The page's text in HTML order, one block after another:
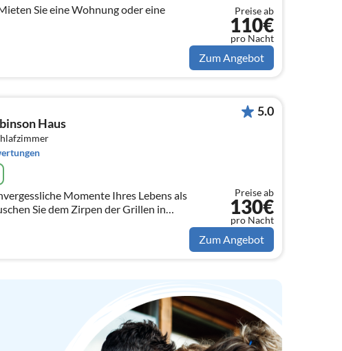
Sie eine Wohnung oder eine
Preise ab
110€
pro Nacht
Zum Angebot
Haus
Momente Ihres Lebens als
Sie dem Zirpen der Grillen in
Naturparadies mit dem Duft frischer
5.0
Preise ab
130€
pro Nacht
Zum Angebot